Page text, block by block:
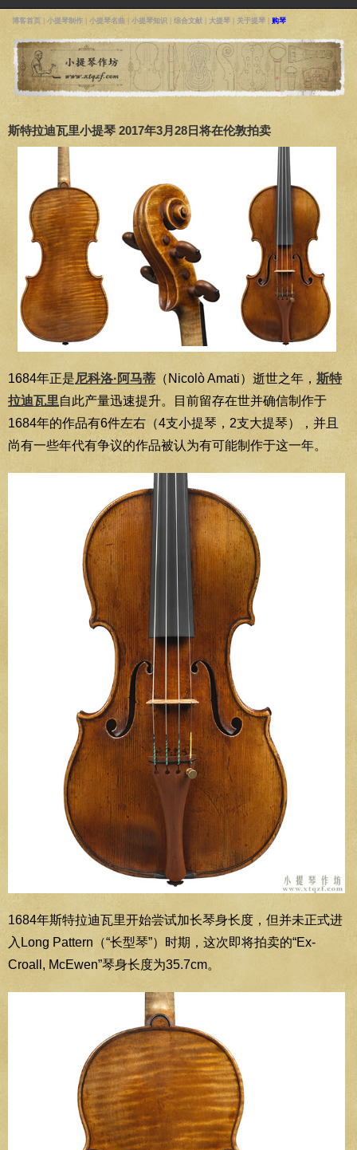
博客首页 小提琴制作 小提琴名曲 小提琴知识 综合文献 大提琴 关于提琴 购琴
斯特拉迪瓦里小提琴 2017年3月28日将在伦敦拍卖
1684年正是尼科洛·阿马蒂 （Nicolò Amati）逝世之年， 斯特
拉迪瓦里自此产量迅速提升。目前留存在世并确信制作于
1684年的作品有6件左右（4支小提琴，2支大提琴），并且
尚有一些年代有争议的作品被认为有可能制作于这一年。
1684年斯特拉迪瓦里开始尝试加长琴身长度，但并未正式进
入Long Pattern（“长型琴”）时期，这次即将拍卖的“Ex-
Croall, McEwen”琴身长度为35.7cm。